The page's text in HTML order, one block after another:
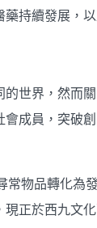
持續發展，
世界，然而
成員，突破
物品轉化為
正於西九文